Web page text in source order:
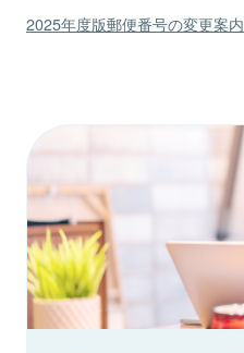
2025年度版郵便番号の変更案内